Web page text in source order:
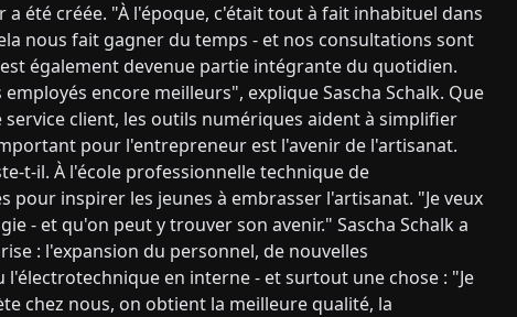
été créée. "À l'époque, c'était tout à fait inhabituel dans
nous fait gagner du temps - et nos consultations sont
également devenue partie intégrante du quotidien.
encore meilleurs", explique Sascha Schalk. Que
client, les outils numériques aident à simplifier
pour l'entrepreneur est l'avenir de l'artisanat.
t-il. À l'école professionnelle technique de
inspirer les jeunes à embrasser l'artisanat. "Je veux
- et qu'on peut y trouver son avenir." Sascha Schalk a
: l'expansion du personnel, de nouvelles
en interne - et surtout une chose : "Je
chez nous, on obtient la meilleure qualité, la